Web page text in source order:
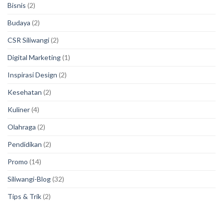
Bisnis (2)
Budaya (2)
CSR Siliwangi(2)
Digital Marketing(1)
Inspirasi Design (2)
Kesehatan (2)
Kuliner(4)
Olahraga (2)
Pendidikan (2)
Promo (14)
Siliwangi-Blog(32)
Tips & Trik(2)